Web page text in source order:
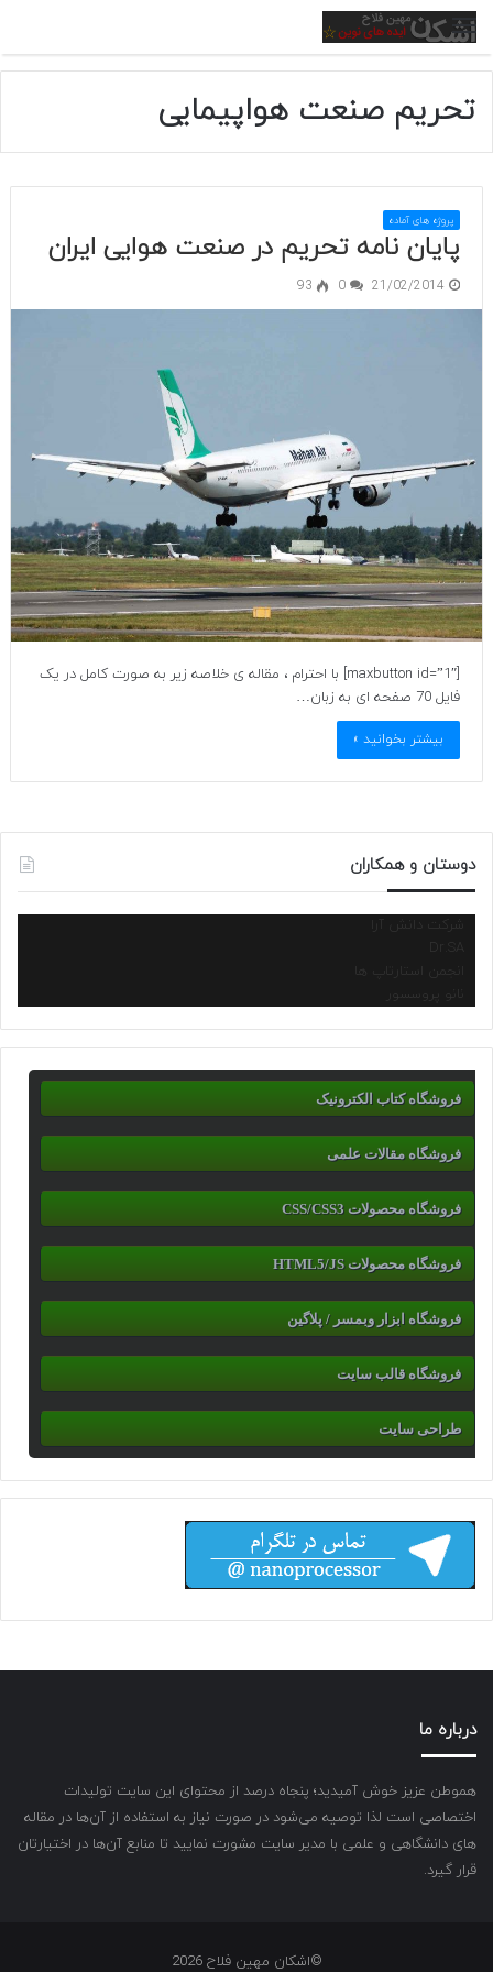
منو
تحریم صنعت هواپیمایی
پروژه های آماده
پایان نامه تحریم در صنعت هوایی ایران
21/02/2014
0
93
[maxbutton id=”1″] با احترام ، مقاله ی خلاصه زیر به صورت کامل در یک
فایل 70 صفحه ای به زبان…
بیشتر بخوانید »
دوستان و همکاران
شرکت دانش آرا
انجمن استارتاپ ها
نانو پروسسور
فروشگاه کتاب الکترونیک
فروشگاه مقالات علمی
فروشگاه محصولات CSS/CSS3
فروشگاه محصولات HTML5/JS
فروشگاه ابزار وبمسر / پلاگین
فروشگاه قالب سایت
طراحی سایت
درباره ما
هموطن عزیز خوش آمیدید؛ پنجاه درصد از محتوای این سایت تولیدات
اختصاصی است لذا توصیه می‌شود در صورت نیاز به استفاده از آن‌ها در مقاله
های دانشگاهی و علمی با مدیر سایت مشورت نمایید تا منابع آن‌ها در اختیارتان
قرار گیرد.
©اشکان مهین فلاح 2026